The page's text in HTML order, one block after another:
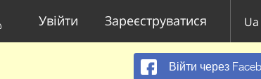
Увійти Зареєструватися Ua
Війти через